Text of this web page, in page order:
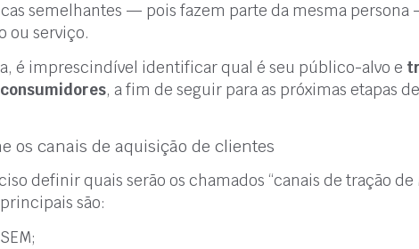
semelhantes — pois fazem parte da mesma persona
ou serviço.
é imprescindível identificar qual é seu público-alvo e
, a fim de seguir para as próximas etapas
os canais de aquisição de clientes
definir quais serão os chamados “canais de tração de
são: